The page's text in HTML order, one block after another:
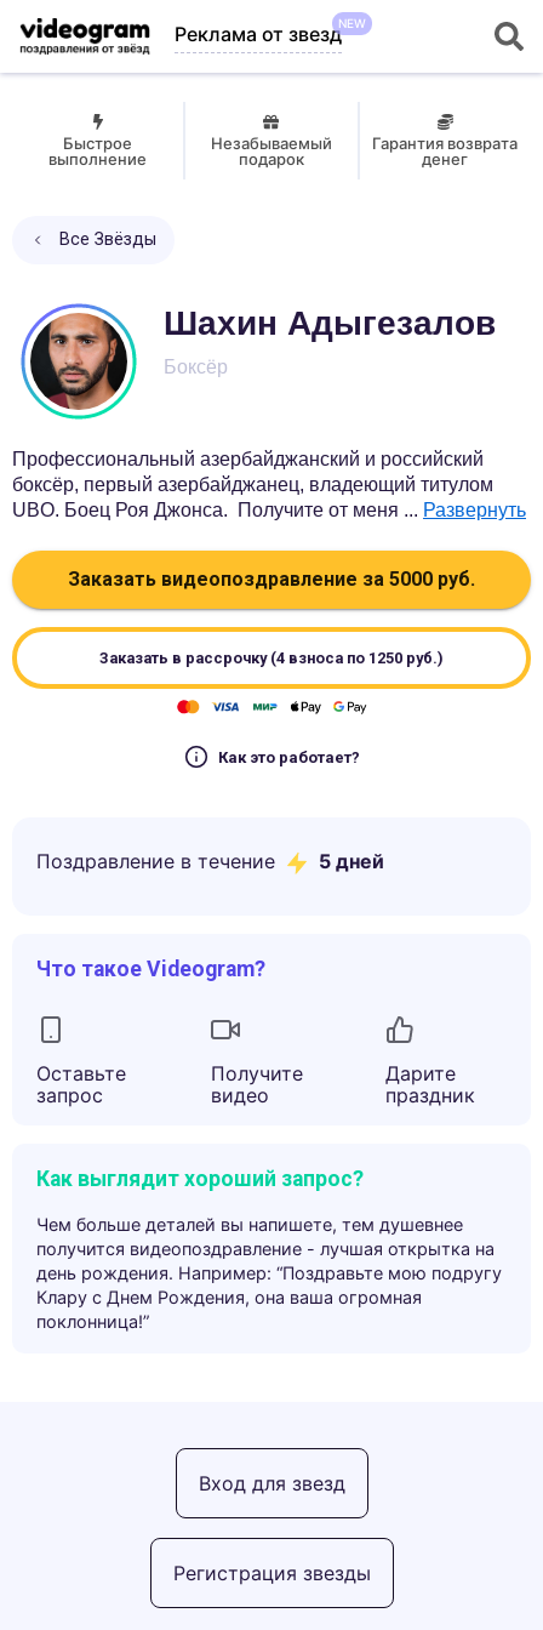
Реклама от звездNEW
Быстрое
выполнение
Незабываемый
подарок
Гарантия возврата
денег
Все Звёзды
Шахин Адыгезалов
Боксёр
Профессиональный азербайджанский и российский
боксёр, первый азербайджанец, владеющий титулом
UBO. Боец Роя Джонса. Получите от меня ... Развернуть
Заказать видеопоздравление за 5000 руб.
Заказать в рассрочку (4 взноса по 1250 руб.)
Как это работает?
Поздравление в течение 5 дней
Что такое Videogram?
Оставьте
запрос
Получите
видео
Дарите
праздник
Как выглядит хороший запрос?
Чем больше деталей вы напишете, тем душевнее
получится видеопоздравление - лучшая открытка на
день рождения. Например: “Поздравьте мою подругу
Клару с Днем Рождения, она ваша огромная
поклонница!”
Регистрация звезды
Вход для звезд